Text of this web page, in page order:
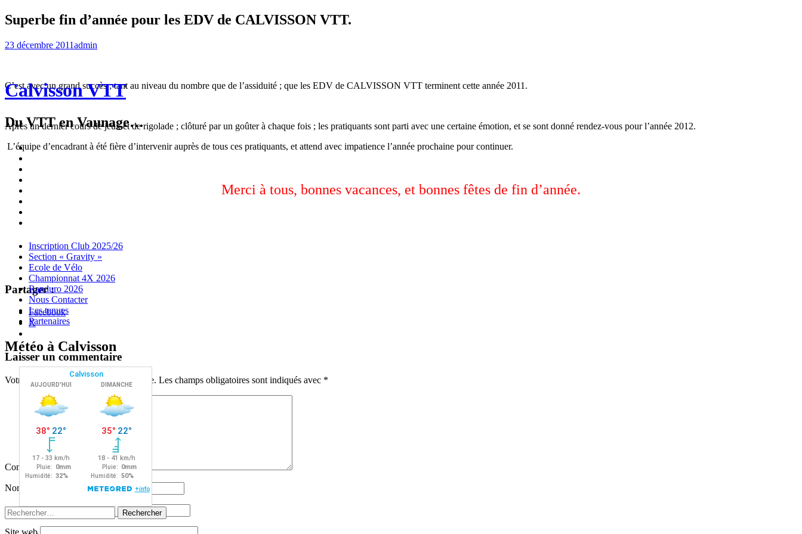
Calvisson VTT
Du VTT en Vaunage…
Inscription
Menu
Widgets
Recherche
Aller
contenu
Inscription Club 2025/26
Section « Gravity »
Ecole de Vélo
Championnat 4X 2026
Randuro 2026
Nous Contacter
Les tenues
Partenaires
Météo à Calvisson
Rechercher :
Superbe fin d’année pour les EDV de CALVISSON VTT.
23 décembre 2011admin
C’est avec un grand succès ; tant au niveau du nombre que de l’assiduité ; que les EDV de CALVISSON VTT terminent cette année 2011.
Après un dernier cours de jeux et de rigolade ; clôturé par un goûter à chaque fois ; les pratiquants sont parti avec une certaine émotion, et se sont donné rendez-vous pour l’année 2012.
L’équipe d’encadrant à été fière d’intervenir auprès de tous ces pratiquants, et attend avec impatience l’année prochaine pour continuer.
Merci à tous, bonnes vacances, et bonnes fêtes de fin d’année.
Partager :
Facebook
X
Navigation
des
articles
←
→
Laisser un commentaire
Votre adresse e-mail ne sera pas publiée. Les champs obligatoires sont indiqués avec *
Commentaire*
Nom
E-mail
Site web